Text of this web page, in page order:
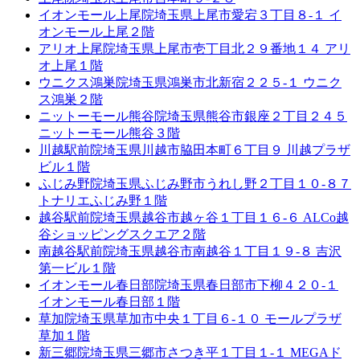
イオンモール上尾院埼玉県上尾市愛宕３丁目８-１ イ
オンモール上尾２階
アリオ上尾院埼玉県上尾市壱丁目北２９番地１４ アリ
オ上尾１階
ウニクス鴻巣院埼玉県鴻巣市北新宿２２５-１ ウニク
ス鴻巣２階
ニットーモール熊谷院埼玉県熊谷市銀座２丁目２４５
ニットーモール熊谷３階
川越駅前院埼玉県川越市脇田本町６丁目９ 川越プラザ
ビル１階
ふじみ野院埼玉県ふじみ野市うれし野２丁目１０-８７
トナリエふじみ野１階
越谷駅前院埼玉県越谷市越ヶ谷１丁目１６-６ ALCo越
谷ショッピングスクエア２階
南越谷駅前院埼玉県越谷市南越谷１丁目１９-８ 吉沢
第一ビル１階
イオンモール春日部院埼玉県春日部市下柳４２０-１
イオンモール春日部１階
草加院埼玉県草加市中央１丁目６-１０ モールプラザ
草加１階
新三郷院埼玉県三郷市さつき平１丁目１-１ MEGAド